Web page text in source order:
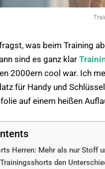
was beim Training
sind es ganz klar
2000ern cool war. Ich
für Handy und
auf einem heißen
Herren: Mehr als nur Stoff
den